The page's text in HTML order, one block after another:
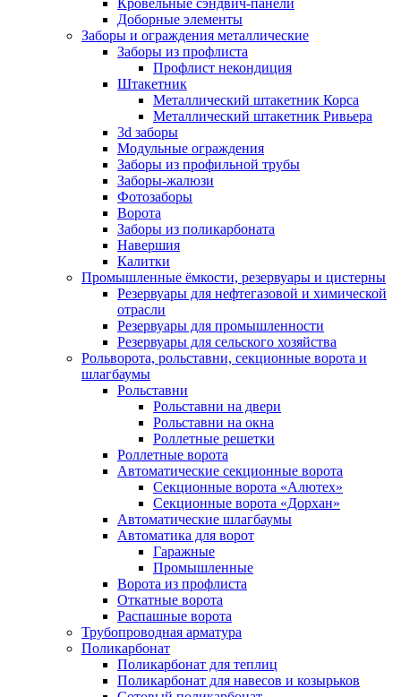
Доборные элементы
Заборы и ограждения металлические
Заборы из профлиста
Профлист некондиция
Штакетник
Металлический штакетник Корса
Металлический штакетник Ривьера
3d заборы
Модульные ограждения
Заборы из профильной трубы
Заборы-жалюзи
Фотозаборы
Ворота
Заборы из поликарбоната
Навершия
Калитки
Промышленные ёмкости, резервуары и цистерны
Резервуары для нефтегазовой и химической
отрасли
Резервуары для промышленности
Резервуары для сельского хозяйства
Рольворота, рольставни, секционные ворота и
шлагбаумы
Рольставни
Рольставни на двери
Рольставни на окна
Роллетные решетки
Роллетные ворота
Автоматические секционные ворота
Секционные ворота «Алютех»
Секционные ворота «Дорхан»
Автоматические шлагбаумы
Автоматика для ворот
Гаражные
Промышленные
Ворота из профлиста
Откатные ворота
Распашные ворота
Трубопроводная арматура
Поликарбонат
Поликарбонат для теплиц
Поликарбонат для навесов и козырьков